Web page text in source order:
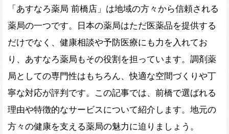
「あすなろ薬局 前橋店」は地域の方々から信頼される
薬局の一つです。日本の薬局はただ医薬品を提供する
だけでなく、健康相談や予防医療にも力を入れてお
り、あすなろ薬局もその役割を担っています。調剤薬
局としての専門性はもちろん、快適な空間づくりや丁
寧な対応が評判です。この記事では、前橋で選ばれる
理由や特徴的なサービスについて紹介します。地元の
方々の健康を支える薬局の魅力に迫りましょう。